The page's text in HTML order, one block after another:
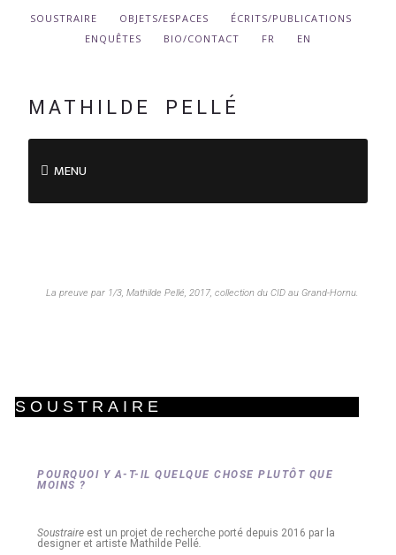
SOUSTRAIRE OBJETS/ESPACES
ÉCRITS/PUBLICATIONS
ENQUÊTES
BIO/CONTACT FR EN
MATHILDE PELLÉ
MENU
La preuve par 1/3, Mathilde Pellé, 2017, collection du CID au Grand-Hornu.
SOUSTRAIRE
POURQUOI Y A-T-IL QUELQUE CHOSE PLUTÔT QUE
MOINS ?
Soustraire est un projet de recherche porté depuis 2016 par la
designer et artiste Mathilde Pellé